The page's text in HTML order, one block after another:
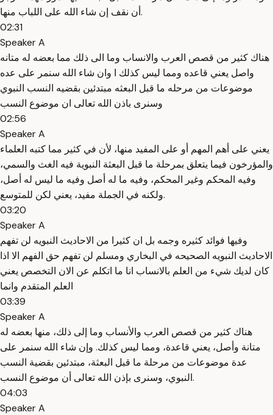
أن نقف إن شاء الله على اللباب منها.
02:31
Speaker A
هناك كثير من قصص العرب والانساب وما الى ذلك مما بعضه له متانه
واصل يعني قاعده ومما ليس كذلك ا وان شاء الله سنمر على عده
موضوعات من مرحله ما قبل البعثه مبتدئين بقضيه النسب النبوي
وسنرى باذن الله تعالى ان موضوع النسب
02:56
Speaker A
يعني على أهم المهم أو على المفيد منها، لأن في كثير مما كتبه العلماء
والمؤرخون فيما يتعلق بمرحلة ما قبل البعثة النبوية فيه الغث والسمي،
وفيه المحكم وغير المحكم، وفيه ما له أصل وفيه ما ليس له أصل،
ولكنه في الجملة مفيد، يعني لكن للمتوسع.
03:20
Speaker A
وفيها فوائد كثيره وجمه بل ان كثيرا من الاحاديث النبويه لن تفهم
الاحاديث النبويه الصحيحه في البخاري ومسلم لن تفهم حق الفهم الا اذا
كان لديك شيء من العلم بالانساب انا ما اتكلم عن الان التخصص يعني
العلم المتقدم وانما
03:39
Speaker A
هناك كثير من قصص العرب والأنساب وما إلى ذلك، منها بعضه له
متانة وأصل، يعني قاعدة، ومما ليس كذلك. وإن شاء الله سنمر على
عدة موضوعات من مرحلة ما قبل البعثة، مبتدئين بقضية النسب
النبوي، وسنرى بإذن الله تعالى أن موضوع النسب.
04:03
Speaker A